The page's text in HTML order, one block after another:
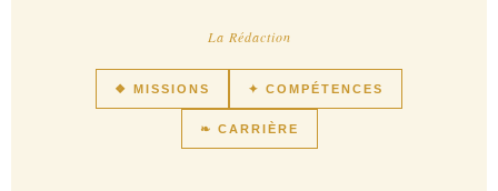
La Rédaction
❖ MISSIONS ✦ COMPÉTENCES
❧ CARRIÈRE